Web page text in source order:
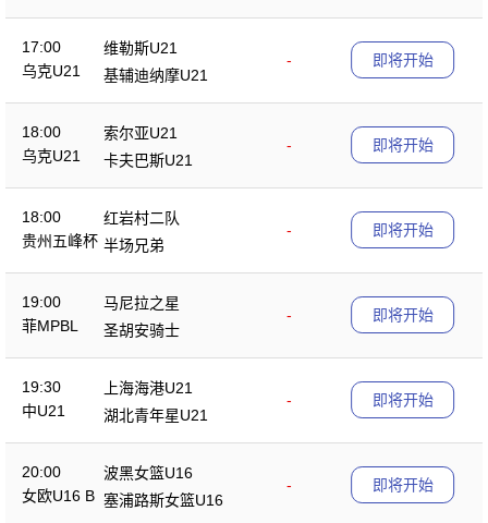
17:00
乌克U21
维勒斯U21
-
基辅迪纳摩U21
即将开始
18:00
乌克U21
索尔亚U21
-
卡夫巴斯U21
即将开始
18:00
贵州五峰杯
红岩村二队
-
半场兄弟
即将开始
19:00
菲MPBL
马尼拉之星
-
圣胡安骑士
即将开始
19:30
中U21
上海海港U21
-
湖北青年星U21
即将开始
20:00
女欧U16 B
波黑女篮U16
-
塞浦路斯女篮U16
即将开始